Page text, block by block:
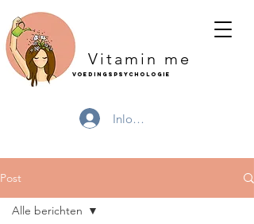
Vitamin me
Voedingspsychologie
Inloggen
Post
Alle berichten